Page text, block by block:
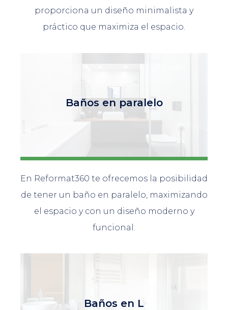
proporciona un diseño minimalista y
práctico que maximiza el espacio.
Baños en paralelo
En Reformat360 te ofrecemos la posibilidad
de tener un baño en paralelo, maximizando
el espacio y con un diseño moderno y
funcional.
Baños en L